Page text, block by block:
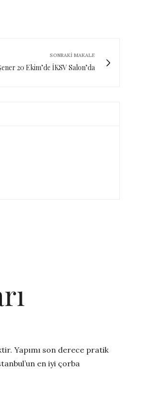
SONRAKI MAKALE
20 Ekim’de İKSV Salon’da
Yapımı son derece pratik
en iyi çorba